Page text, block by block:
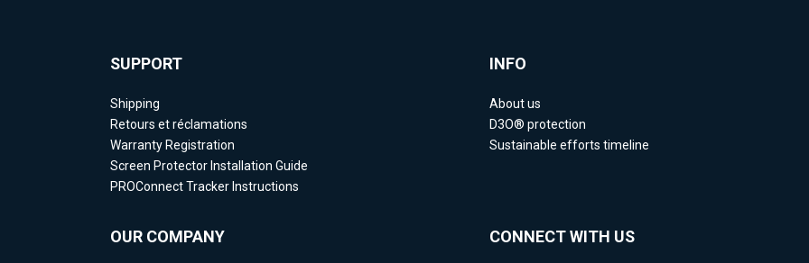
SUPPORT
Shipping
Retours et réclamations
Warranty Registration
Screen Protector Installation Guide
PROConnect Tracker Instructions
INFO
About us
D3O® protection
Sustainable efforts timeline
OUR COMPANY CONNECT WITH US